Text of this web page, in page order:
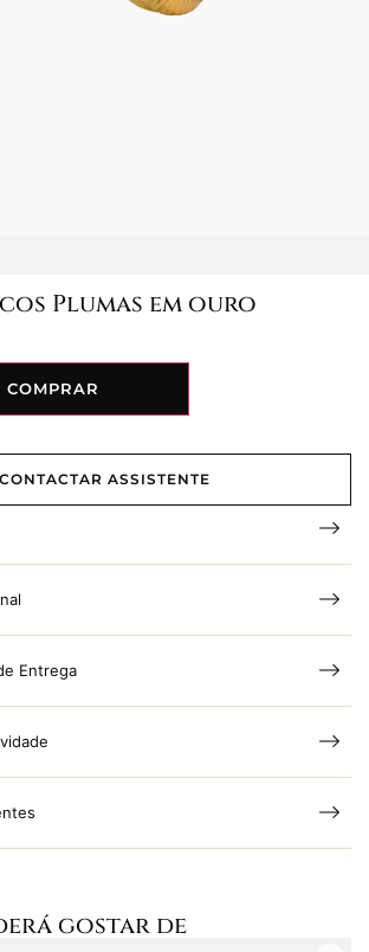
Plumas em ouro
COMPRAR
CONTACTAR ASSISTENTE
Entrega
gostar de